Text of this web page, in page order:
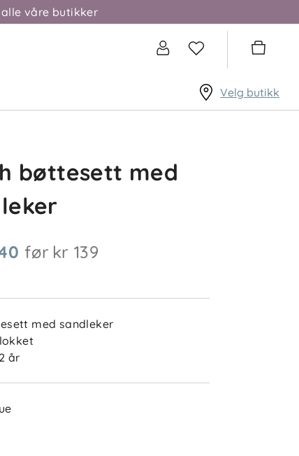
våre butikker
Velg butikk
bøttesett med
før kr 139
med sandleker
år